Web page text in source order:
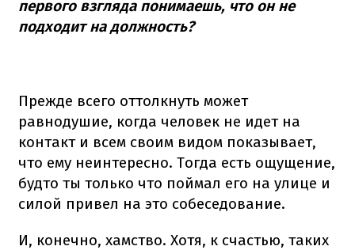
первого взгляда понимаешь, что он не
подходит на должность?
Прежде всего оттолкнуть может
равнодушие, когда человек не идет на
контакт и всем своим видом показывает,
что ему неинтересно. Тогда есть ощущение,
будто ты только что поймал его на улице и
силой привел на это собеседование.
И, конечно, хамство. Хотя, к счастью, таких